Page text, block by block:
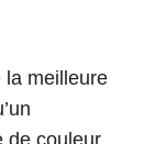
la meilleure